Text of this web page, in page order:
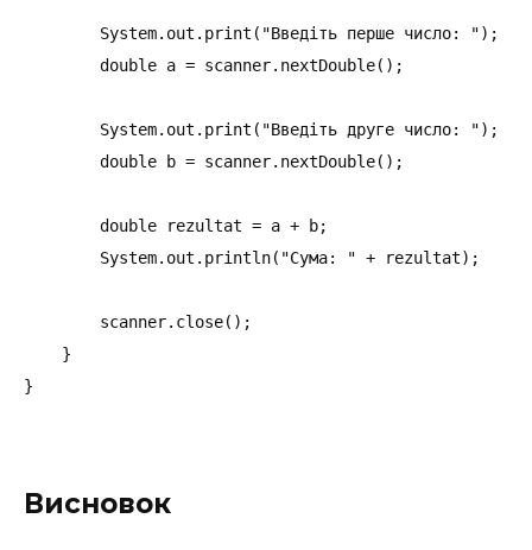
        System.out.print("Введіть перше число: ");
        double a = scanner.nextDouble();
        System.out.print("Введіть друге число: ");
        double b = scanner.nextDouble();
        double rezultat = a + b;
        System.out.println("Сума: " + rezultat);
        scanner.close();
    }
Висновок